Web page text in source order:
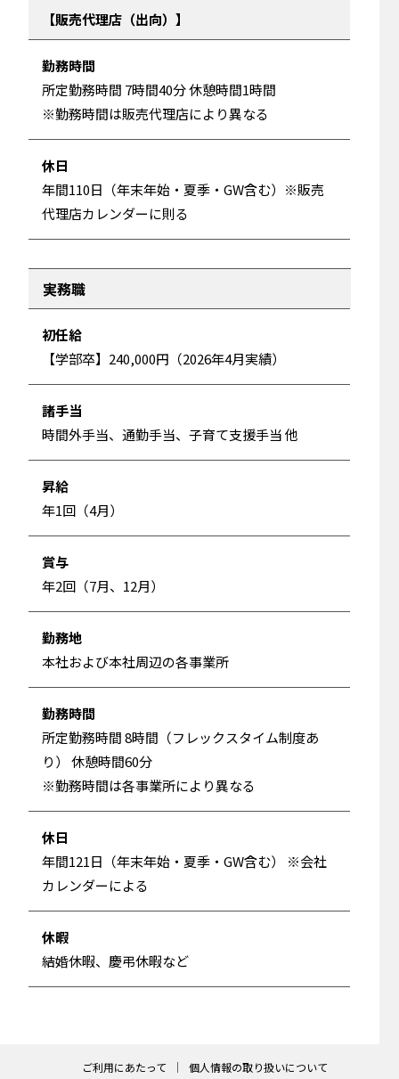
販売代理店（出向）
勤務時間
所定勤務時間 7時間40分 休憩時間1時間
※勤務時間は販売代理店により異なる
休日
年間110日（年末年始・夏季・GW含む）※販売
代理店カレンダーに則る
実務職
初任給
【学部卒】240,000円（2026年4月実績）
諸手当
時間外手当、通勤手当、子育て支援手当 他
昇給
年1回（4月）
賞与
年2回（7月、12月）
勤務地
本社および本社周辺の各事業所
勤務時間
所定勤務時間 8時間（フレックスタイム制度あ
り） 休憩時間60分
※勤務時間は各事業所により異なる
休日
年間121日（年末年始・夏季・GW含む） ※会社
カレンダーによる
休暇
結婚休暇、慶弔休暇など
ご利用にあたって 個人情報の取り扱いについて